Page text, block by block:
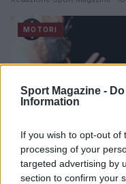
Sport Magazine -
Information
If you wish to opt-out of
processing of your
targeted advertising by
section to confirm your
MOTORI